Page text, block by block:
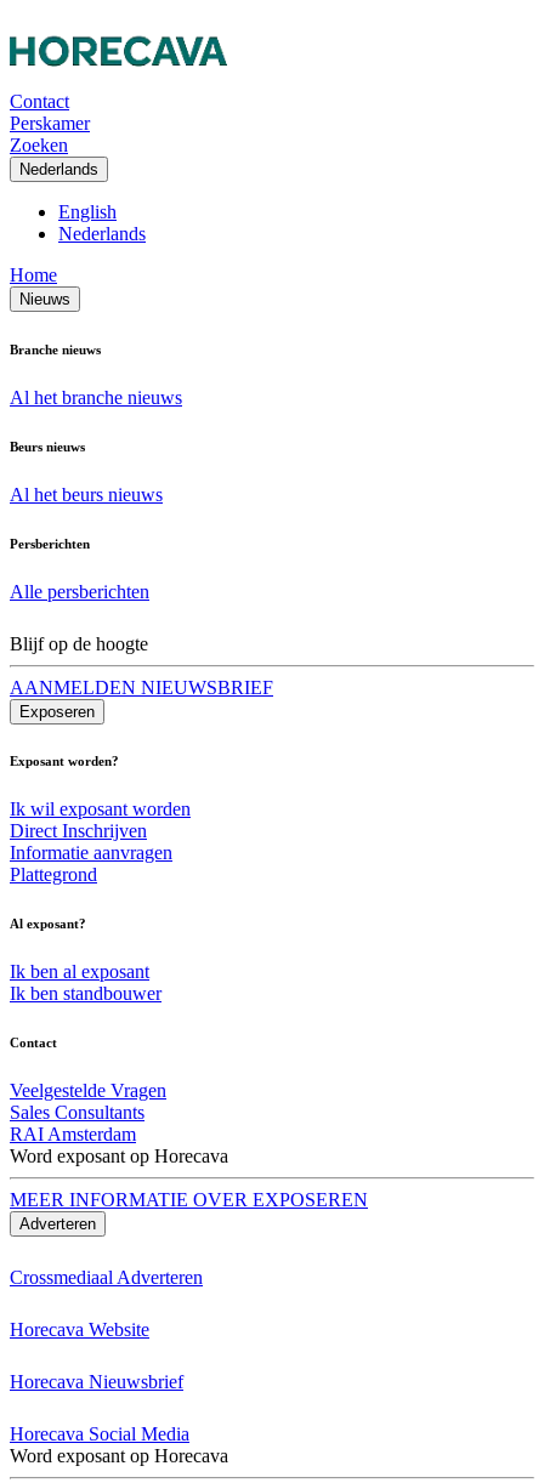
Contact
Perskamer
Zoeken
Nederlands
English
Nederlands
Home
Nieuws
Branche nieuws
Al het branche nieuws
Beurs nieuws
Al het beurs nieuws
Persberichten
Alle persberichten
Blijf op de hoogte
AANMELDEN NIEUWSBRIEF
Exposeren
Exposant worden?
Ik wil exposant worden
Direct Inschrijven
Informatie aanvragen
Plattegrond
Al exposant?
Ik ben al exposant
Ik ben standbouwer
Contact
Veelgestelde Vragen
Sales Consultants
RAI Amsterdam
Word exposant op Horecava
MEER INFORMATIE OVER EXPOSEREN
Adverteren
Crossmediaal Adverteren
Horecava Website
Horecava Nieuwsbrief
Horecava Social Media
Word exposant op Horecava